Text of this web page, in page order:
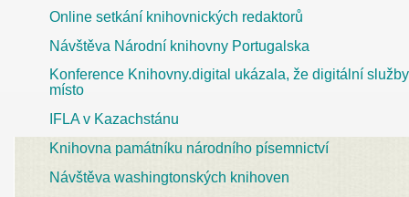
Online setkání knihovnických redaktorů
Návštěva Národní knihovny Portugalska
Konference Knihovny.digital ukázala, že digitální
místo
IFLA v Kazachstánu
Knihovna památníku národního písemnictví
Návštěva washingtonských knihoven